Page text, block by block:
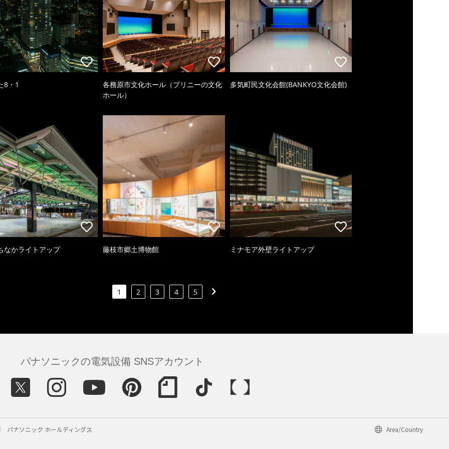
8・1
各務原市文化ホール（プリニーの文化
ホール）
多気町民文化会館(BANKYO文化会館)
なかライトアップ 藤枝市郷土博物館 ミナモア外壁ライトアップ
1 2 3 4 5
パナソニックの電気設備 SNSアカウント
パナソニック ホールディングス Area/Country